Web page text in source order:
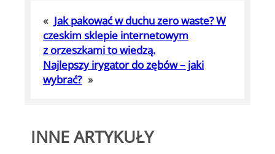
« Jak pakować w duchu zero waste? W
czeskim sklepie internetowym
z orzeszkami to wiedzą.
Najlepszy irygator do zębów – jaki
wybrać? »
INNE ARTYKUŁY